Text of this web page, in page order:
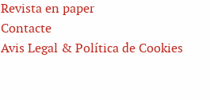
Revista en paper
Contacte
Avis Legal & Política de Cookies